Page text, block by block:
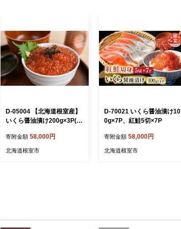
D-05004 【北海道根室産】
いくら醤油漬け200g×3P(計
寄附金額 58,000円
北海道根室市
D-70021 いくら醤油漬け10
0g×7P、紅鮭5切×7P
寄附金額 58,000円
北海道根室市